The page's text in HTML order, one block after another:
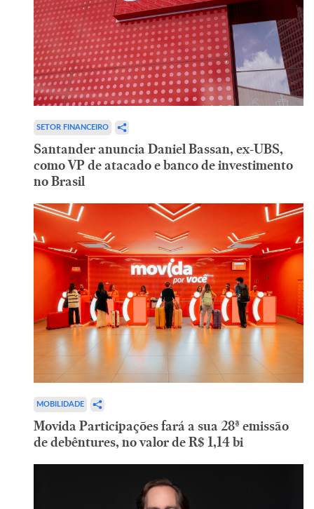
SETOR FINANCEIRO
Santander anuncia Daniel Bassan, ex-UBS,
como VP de atacado e banco de investimento
no Brasil
MOBILIDADE
Movida Participações fará a sua 28ª emissão
de debêntures, no valor de R$ 1,14 bi